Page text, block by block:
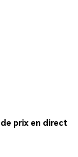
de prix en direct